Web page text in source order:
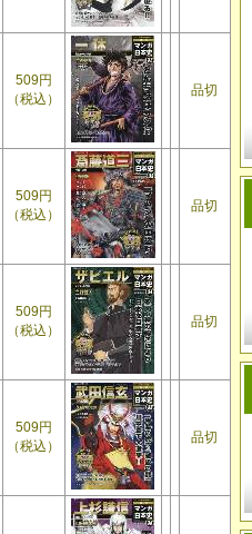
509円
（税込）
品切
509円
（税込）
品切
509円
（税込）
品切
509円
（税込）
品切